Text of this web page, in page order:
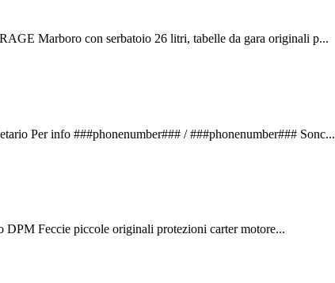
Marboro con serbatoio 26 litri, tabelle da gara originali p...
Per info ###phonenumber### / ###phonenumber### Sonc...
Feccie piccole originali protezioni carter motore...